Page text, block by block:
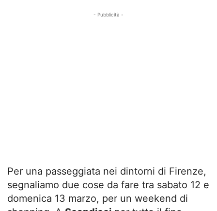
- Pubblicità -
Per una passeggiata nei dintorni di Firenze,
segnaliamo due cose da fare tra sabato 12 e
domenica 13 marzo, per un weekend di